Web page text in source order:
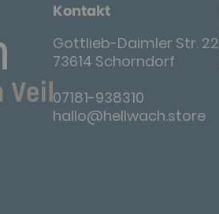
Kontakt
Gottlieb-Daimler Str. 22
73614 Schorndorf
07181-938310
hallo@hellwach.store